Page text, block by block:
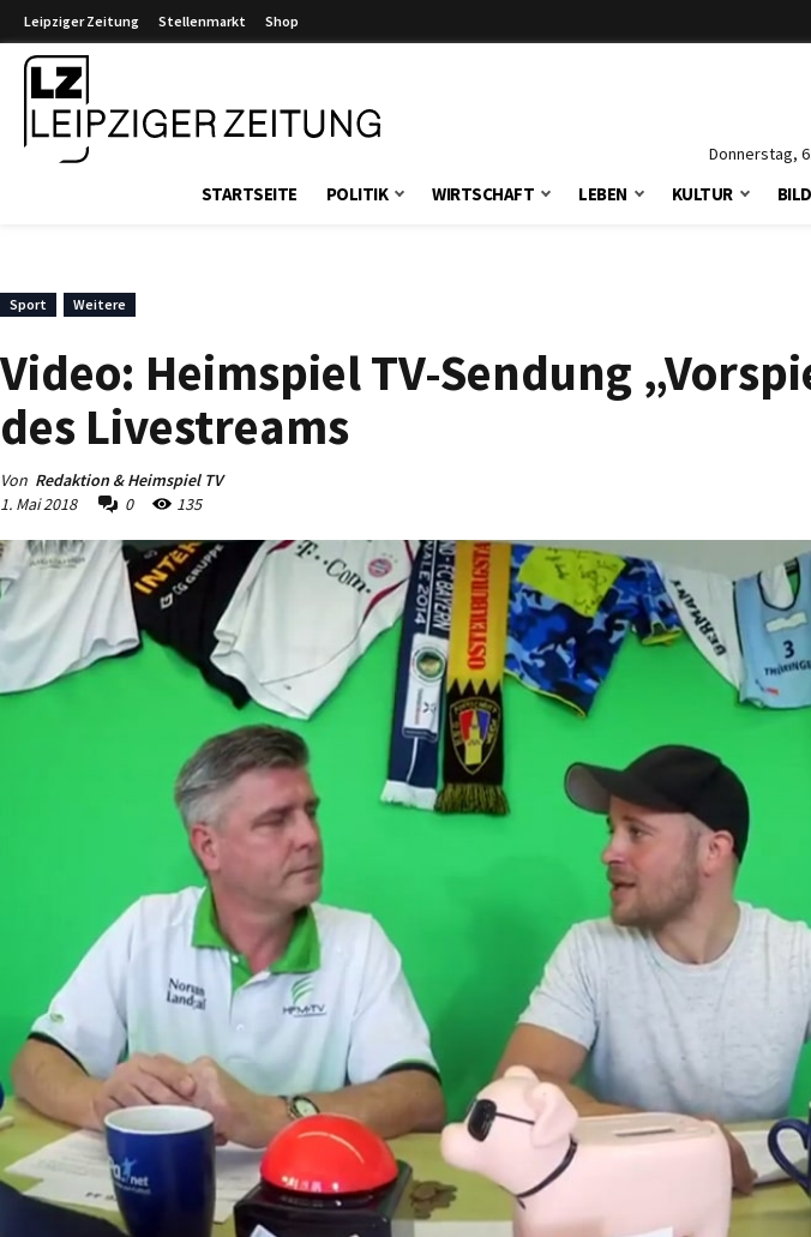
Leipziger Zeitung Stellenmarkt Shop
Donnerstag,
STARTSEITE POLITIK WIRTSCHAFT LEBEN KULTUR
Sport Weitere
Video: Heimspiel TV-Sendung
des Livestreams
Von Redaktion & Heimspiel TV
1. Mai 2018
0 135